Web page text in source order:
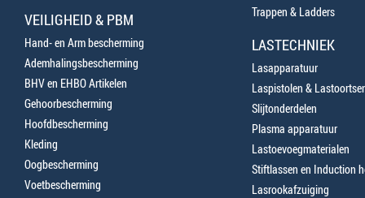
VEILIGHEID & PBM
Hand- en Arm bescherming
Ademhalingsbescherming
BHV en EHBO Artikelen
Gehoorbescherming
Hoofdbescherming
Kleding
Oogbescherming
Voetbescherming
Trappen & Ladders
LASTECHNIEK
Lasapparatuur
Laspistolen &
Slijtonderdelen
Plasma apparatuur
Lastoevoegmaterialen
Stiftlassen en Induction
Lasrookafzuiging